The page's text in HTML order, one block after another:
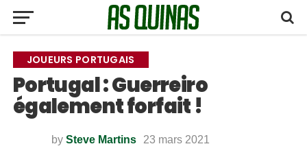
JOUEURS PORTUGAIS
Portugal : Guerreiro
également forfait !
by Steve Martins 23 mars 2021